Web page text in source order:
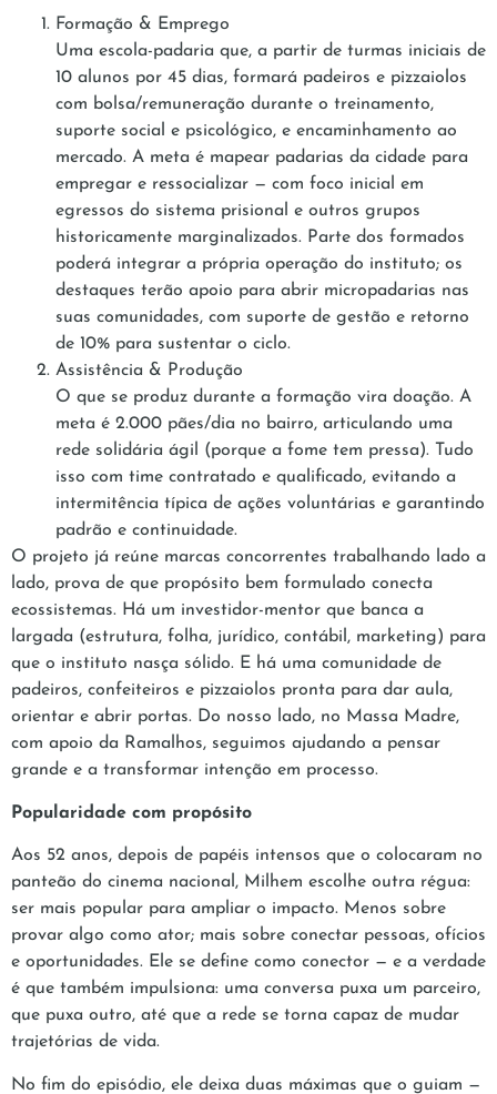
Formação & Emprego
Uma escola-padaria que, a partir de turmas iniciais de
10 alunos por 45 dias, formará padeiros e pizzaiolos
com bolsa/remuneração durante o treinamento,
suporte social e psicológico, e encaminhamento ao
mercado. A meta é mapear padarias da cidade para
empregar e ressocializar — com foco inicial em
egressos do sistema prisional e outros grupos
historicamente marginalizados. Parte dos formados
poderá integrar a própria operação do instituto; os
destaques terão apoio para abrir micropadarias nas
suas comunidades, com suporte de gestão e retorno
de 10% para sustentar o ciclo.
Assistência & Produção
O que se produz durante a formação vira doação. A
meta é 2.000 pães/dia no bairro, articulando uma
rede solidária ágil (porque a fome tem pressa). Tudo
isso com time contratado e qualificado, evitando a
intermitência típica de ações voluntárias e garantindo
padrão e continuidade.
O projeto já reúne marcas concorrentes trabalhando lado a
lado, prova de que propósito bem formulado conecta
ecossistemas. Há um investidor-mentor que banca a
largada (estrutura, folha, jurídico, contábil, marketing) para
que o instituto nasça sólido. E há uma comunidade de
padeiros, confeiteiros e pizzaiolos pronta para dar aula,
orientar e abrir portas. Do nosso lado, no Massa Madre,
com apoio da Ramalhos, seguimos ajudando a pensar
grande e a transformar intenção em processo.
Popularidade com propósito
Aos 52 anos, depois de papéis intensos que o colocaram no
panteão do cinema nacional, Milhem escolhe outra régua:
ser mais popular para ampliar o impacto. Menos sobre
provar algo como ator; mais sobre conectar pessoas, ofícios
e oportunidades. Ele se define como conector — e a verdade
é que também impulsiona: uma conversa puxa um parceiro,
que puxa outro, até que a rede se torna capaz de mudar
trajetórias de vida.
No fim do episódio, ele deixa duas máximas que o guiam —